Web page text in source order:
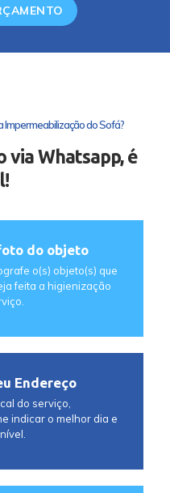
Impermeabilização do Sofá?
via Whatsapp, é
do objeto
o(s) objeto(s) que
feita a higienização
Endereço
do serviço,
indicar o melhor dia e